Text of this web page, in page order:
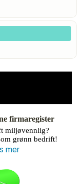
firmaregister
miljøvennlig?
grønn bedrift!
mer